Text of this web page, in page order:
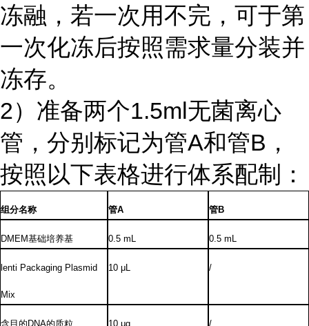
冻融，若一次用不完，可于第
一次化冻后按照需求量分装并
冻存。
2）准备两个1.5ml无菌离心
管，分别标记为管A和管B，
按照以下表格进行体系配制：
组分名称 管A 管B
DMEM基础培养基 0.5 mL 0.5 mL
lenti Packaging Plasmid
Mix
10 μL /
含目的 DNA的质粒 10 μg /